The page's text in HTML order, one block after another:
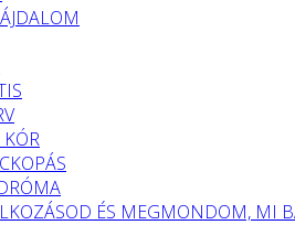
ÉS MEGMONDOM, MI